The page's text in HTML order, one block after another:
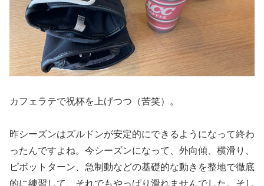
カフェラテで祝杯を上げつつ（苦笑）。
昨シーズンはズルドンが安定的にできるようになって終わ
ったんですよね。今シーズンになって、外向傾、横滑り、
ピボットターン、急制動などの基礎的な動きを整地で徹底
的に練習して、それでもやっぱり滑れませんでした。そし